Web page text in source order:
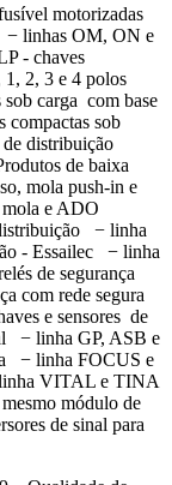
motorizadas
− linhas OM, ON e
- chaves
2, 3 e 4 polos
carga com base
sob
distribuição
de baixa
mola push-in e
e ADO
− linha
- Essailec − linha
de segurança
com rede segura
e sensores de
− linha GP, ASB e
− linha FOCUS e
VITAL e TINA
módulo de
de sinal para